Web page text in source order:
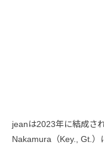
jeanは2023年に結成さ
Nakamura（Key., Gt.）